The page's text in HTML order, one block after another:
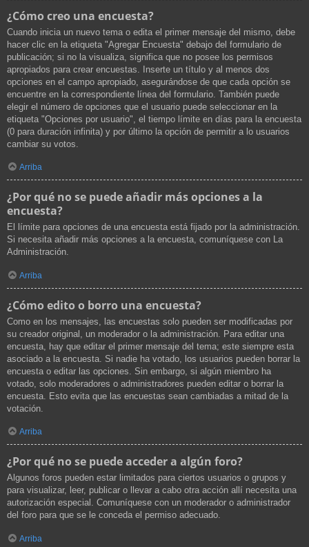
¿Cómo creo una encuesta?
Cuando inicia un nuevo tema o edita el primer mensaje del mismo, debe
hacer clic en la etiqueta "Agregar Encuesta" debajo del formulario de
publicación; si no la visualiza, significa que no posee los permisos
apropiados para crear encuestas. Inserte un título y al menos dos
opciones en el campo apropiado, asegurándose de que cada opción se
encuentre en la correspondiente línea del formulario. También puede
elegir el número de opciones que el usuario puede seleccionar en la
etiqueta "Opciones por usuario", el tiempo límite en días para la encuesta
(0 para duración infinita) y por último la opción de permitir a lo usuarios
cambiar su votos.
Arriba
¿Por qué no se puede añadir más opciones a la
encuesta?
El límite para opciones de una encuesta está fijado por la administración.
Si necesita añadir más opciones a la encuesta, comuníquese con La
Administración.
Arriba
¿Cómo edito o borro una encuesta?
Como en los mensajes, las encuestas solo pueden ser modificadas por
su creador original, un moderador o la administración. Para editar una
encuesta, hay que editar el primer mensaje del tema; este siempre esta
asociado a la encuesta. Si nadie ha votado, los usuarios pueden borrar la
encuesta o editar las opciones. Sin embargo, si algún miembro ha
votado, solo moderadores o administradores pueden editar o borrar la
encuesta. Esto evita que las encuestas sean cambiadas a mitad de la
votación.
Arriba
¿Por qué no se puede acceder a algún foro?
Algunos foros pueden estar limitados para ciertos usuarios o grupos y
para visualizar, leer, publicar o llevar a cabo otra acción allí necesita una
autorización especial. Comuníquese con un moderador o administrador
del foro para que se le conceda el permiso adecuado.
Arriba